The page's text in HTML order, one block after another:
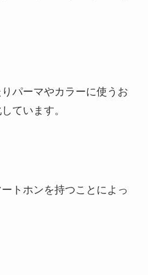
パーマやカラーに使うお
ています。
トホンを持つことによっ